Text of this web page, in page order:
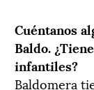
Cuéntanos
Baldo.
infantiles?
Baldomera